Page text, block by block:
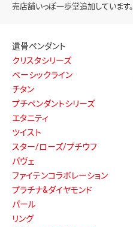
売店舗いっぽ一歩堂追加しています。
遺骨ペンダント
クリスタシリーズ
ベーシックライン
チタン
プチペンダントシリーズ
エタニティ
ツイスト
スター/ローズ/プチウフ
パヴェ
ファイテンコラボレーション
プラチナ&ダイヤモンド
パール
リング